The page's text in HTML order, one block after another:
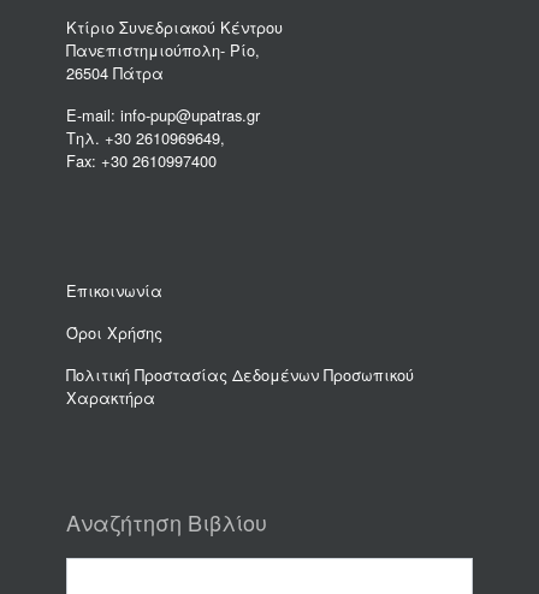
Κτίριο Συνεδριακού Κέντρου
Πανεπιστημιούπολη- Ρίο,
26504 Πάτρα
E-mail: info-pup@upatras.gr
Τηλ. +30 2610969649,
Fax: +30 2610997400
Επικοινωνία
Όροι Χρήσης
Πολιτική Προστασίας Δεδομένων Προσωπικού
Χαρακτήρα
Αναζήτηση Βιβλίου